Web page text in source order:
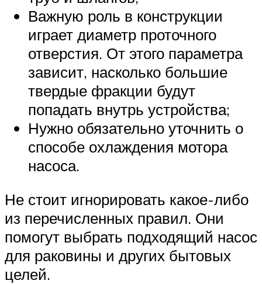
Важную роль в конструкции
играет диаметр проточного
отверстия. От этого параметра
зависит, насколько большие
твердые фракции будут
попадать внутрь устройства;
Нужно обязательно уточнить о
способе охлаждения мотора
насоса.
Не стоит игнорировать какое-либо
из перечисленных правил. Они
помогут выбрать подходящий насос
для раковины и других бытовых
целей.